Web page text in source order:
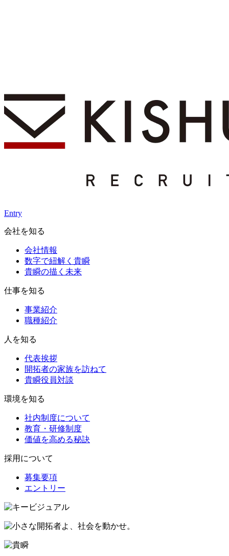
Entry
会社を知る
会社情報
数字で紐解く貴瞬
貴瞬の描く未来
仕事を知る
事業紹介
職種紹介
人を知る
代表挨拶
開拓者の家族を訪ねて
貴瞬役員対談
環境を知る
社内制度について
教育・研修制度
価値を高める秘訣
採用について
募集要項
エントリー